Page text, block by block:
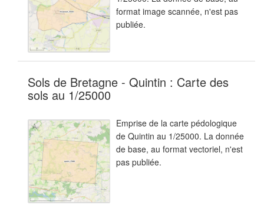
format image scannée, n'est pas
publiée.
Sols de Bretagne - Quintin : Carte des
sols au 1/25000
Emprise de la carte pédologique
de Quintin au 1/25000. La donnée
de base, au format vectoriel, n'est
pas publiée.